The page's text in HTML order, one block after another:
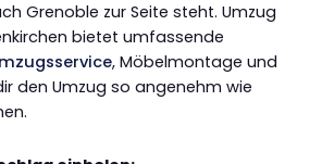
Grenoble zur Seite steht. Umzug
bietet umfassende
, Möbelmontage und
den Umzug so angenehm wie